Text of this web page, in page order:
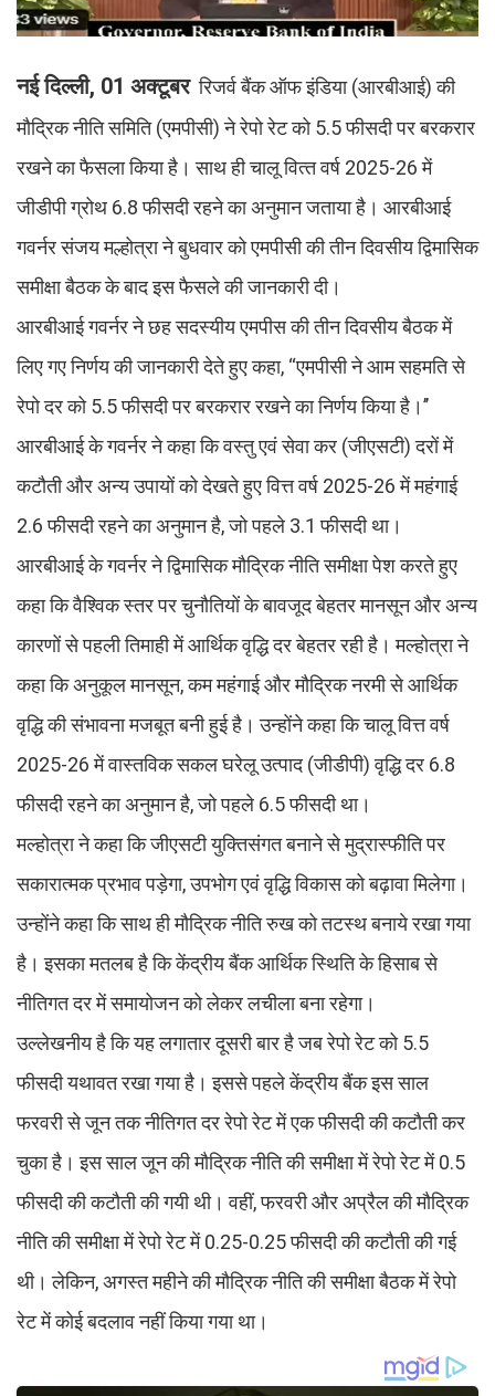
नई दिल्‍ली, 01 अक्‍टूबररिजर्व बैंक ऑफ इंडिया (आरबीआई) की
मौद्रिक नीति समिति (एमपीसी) ने रेपो रेट को 5.5 फीसदी पर बरकरार
रखने का फैसला किया है। साथ ही चालू वित्‍त वर्ष 2025-26 में
जीडीपी ग्रोथ 6.8 फीसदी रहने का अनुमान जताया है। आरबीआई
गवर्नर संजय मल्होत्रा ने बुधवार को एमपीसी की तीन दिवसीय द्विमासिक
समीक्षा बैठक के बाद इस फैसले की जानकारी दी।
आरबीआई गवर्नर ने छह सदस्यीय एमपीस की तीन दिवसीय बैठक में
लिए गए निर्णय की जानकारी देते हुए कहा, ‘‘एमपीसी ने आम सहमति से
रेपो दर को 5.5 फीसदी पर बरकरार रखने का निर्णय किया है।’’
आरबीआई के गवर्नर ने कहा कि वस्‍तु एवं सेवा कर (जीएसटी) दरों में
कटौती और अन्य उपायों को देखते हुए वित्त वर्ष 2025-26 में महंगाई
2.6 फीसदी रहने का अनुमान है, जो पहले 3.1 फीसदी था।
आरबीआई के गवर्नर ने द्विमासिक मौद्रिक नीति समीक्षा पेश करते हुए
कहा कि वैश्विक स्तर पर चुनौतियों के बावजूद बेहतर मानसून और अन्य
कारणों से पहली तिमाही में आर्थिक वृद्धि दर बेहतर रही है। मल्‍होत्रा ने
कहा कि अनुकूल मानसून, कम महंगाई और मौद्रिक नरमी से आर्थिक
वृद्धि की संभावना मजबूत बनी हुई है। उन्‍होंने कहा क‍ि चालू वित्त वर्ष
2025-26 में वास्तविक सकल घरेलू उत्‍पाद (जीडीपी) वृद्धि दर 6.8
फीसदी रहने का अनुमान है, जो पहले 6.5 फीसदी था।
मल्‍होत्रा ने कहा कि जीएसटी युक्तिसंगत बनाने से मुद्रास्फीति पर
सकारात्मक प्रभाव पड़ेगा, उपभोग एवं वृद्धि विकास को बढ़ावा मिलेगा।
उन्होंने कहा कि साथ ही मौद्रिक नीति रुख को तटस्थ बनाये रखा गया
है। इसका मतलब है कि केंद्रीय बैंक आर्थिक स्थिति के हिसाब से
नीतिगत दर में समायोजन को लेकर लचीला बना रहेगा।
उल्‍लेखनीय है कि यह लगातार दूसरी बार है जब रेपो रेट को 5.5
फीसदी यथावत रखा गया है। इससे पहले केंद्रीय बैंक इस साल
फरवरी से जून तक नीतिगत दर रेपो रेट में एक फीसदी की कटौती कर
चुका है। इस साल जून की मौद्रिक नीति की समीक्षा में रेपो रेट में 0.5
फीसदी की कटौती की गयी थी। वहीं, फरवरी और अप्रैल की मौद्रिक
नीति की समीक्षा में रेपो रेट में 0.25-0.25 फीसदी की कटौती की गई
थी। लेकिन, अगस्‍त महीने की मौद्रिक नीति की समीक्षा बैठक में रेपो
रेट में कोई बदलाव नहीं किया गया था।